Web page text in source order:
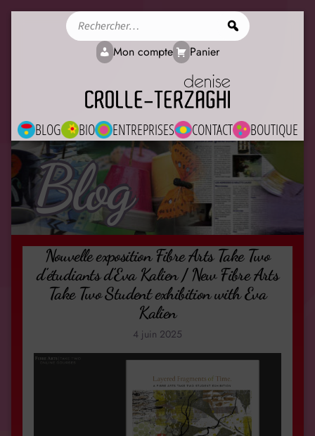
BLOG BIO ENTREPRISES CONTACT BOUTIQUE
Mon compte Panier
Blog
Nouvelle exposition Fibre Arts Take Two
d’étudiants d’Eva Kalien / New Fibre Arts
Take Two Student exhibition with Eva
Kalien
4 juin 2025